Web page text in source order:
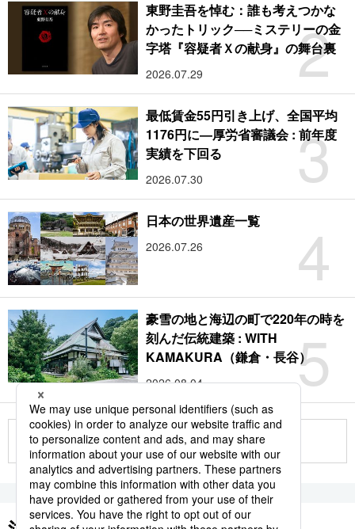
2
東野圭吾を悼む：誰も考えつかな
かったトリック──ミステリーの金
字塔『容疑者Ｘの献身』の舞台裏
2026.07.29
3
最低賃金55円引き上げ、全国平均
1176円に―厚労省審議会 : 前年度
実績を下回る
2026.07.30
4
日本の世界遺産一覧
2026.07.26
5
豪雪の地と海辺の町で220年の時を
刻んだ伝統建築 : WITH
KAMAKURA（鎌倉・長谷）
2026.08.04
もっと見る